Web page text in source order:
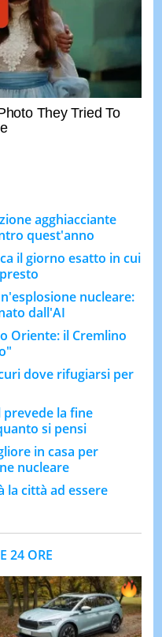
agghiacciante
quest'anno
il giorno esatto in cui
nucleare:
dall'AI
Oriente: il Cremlino
dove rifugiarsi per
la fine
si pensi
in casa per
nucleare
la città ad essere
24 ORE